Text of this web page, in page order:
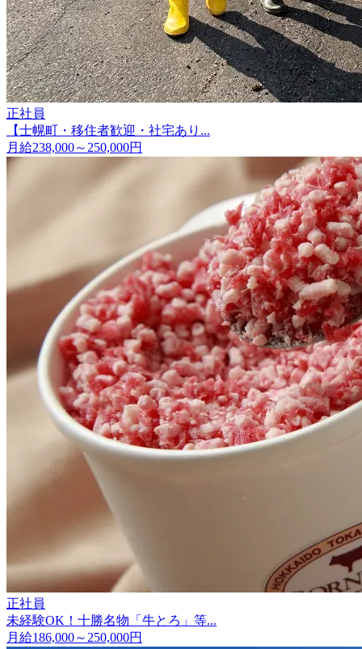
正社員
【士幌町・移住者歓迎・社宅あり...
月給238,000～250,000円
正社員
未経験OK！十勝名物「牛とろ」等...
月給186,000～250,000円